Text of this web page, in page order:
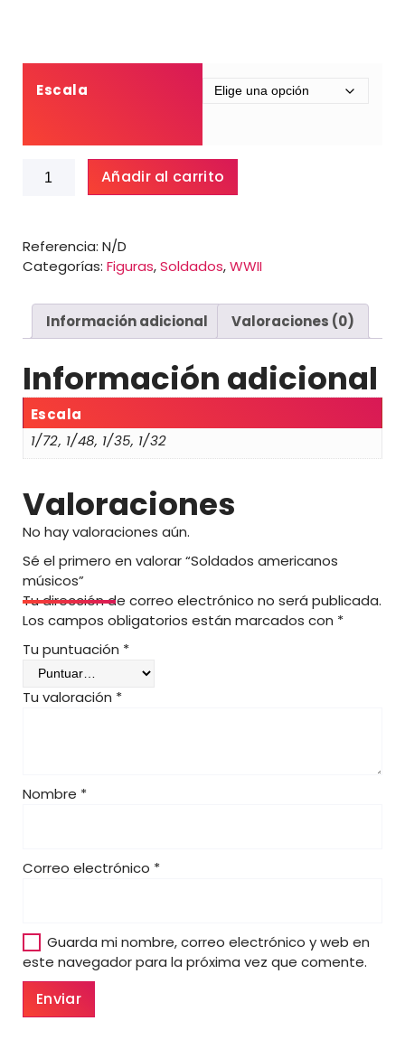
o
r
e
c
:
e
s
8
0
0
h
a
t
1
8
Escala
Soldados
americanos
Añadir al carrito
Referencia: N/D
Categorías: Figuras,Soldados,WWII
Información adicional Valoraciones (0)
Información adicional
Escala
1/72, 1/48, 1/35, 1/32
Valoraciones
No hay valoraciones aún.
Sé el primero en valorar “Soldados americanos
músicos”
Tu dirección de correo electrónico no será publicada.
Los campos obligatorios están marcados con *
Tu puntuación *
Tu valoración *
Nombre *
Correo electrónico *
Guarda mi nombre, correo electrónico y web en
este navegador para la próxima vez que comente.